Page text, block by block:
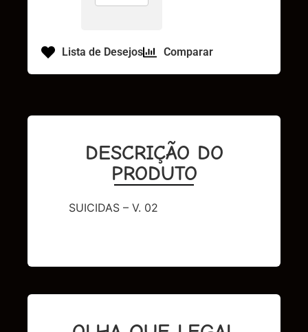
Lista de Desejos Comparar
DESCRIÇÃO DO
PRODUTO
SUICIDAS – V. 02